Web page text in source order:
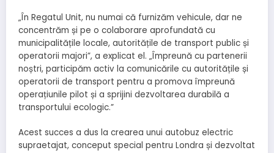
„În Regatul Unit, nu numai că furnizăm vehicule, dar ne
concentrăm și pe o colaborare aprofundată cu
municipalitățile locale, autoritățile de transport public și
operatorii majori”, a explicat el. „Împreună cu partenerii
noștri, participăm activ la comunicările cu autoritățile și
operatorii de transport pentru a promova împreună
operațiunile pilot și a sprijini dezvoltarea durabilă a
transportului ecologic.”
Acest succes a dus la crearea unui autobuz electric
supraetajat, conceput special pentru Londra și dezvoltat